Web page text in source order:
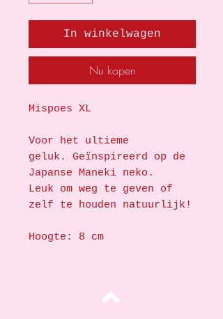
In winkelwagen
Nu kopen
Mispoes XL
Voor het ultieme
geluk. Geïnspireerd op de
Japanse Maneki neko.
Leuk om weg te geven of
zelf te houden natuurlijk!
Hoogte: 8 cm